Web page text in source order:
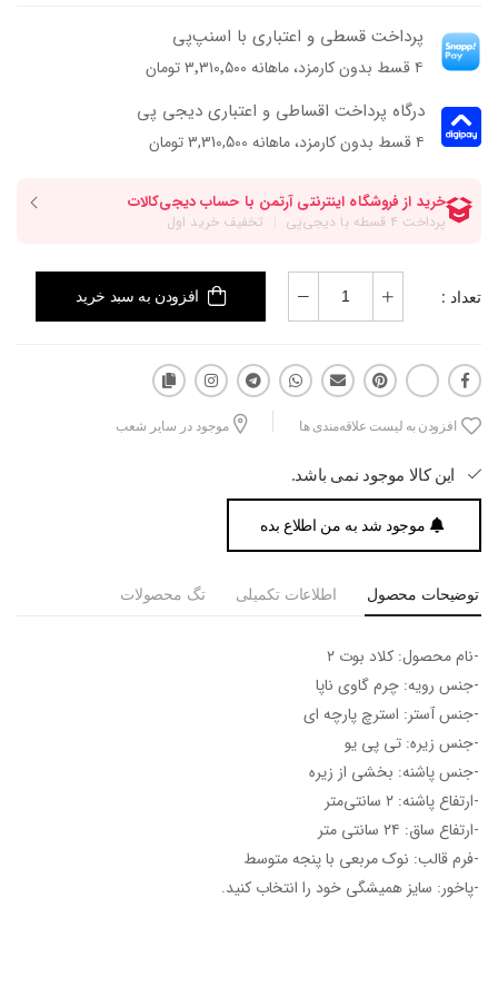
پرداخت قسطی و اعتباری با اسنپ‌پی
۴ قسط بدون کارمزد، ماهانه ۳٬۳۱۰٬۵۰۰ تومان
درگاه پرداخت اقساطی و اعتباری دیجی پی
۴ قسط بدون کارمزد، ماهانه 3,310,500 تومان
تعداد : افزودن به سبد خرید
افزودن به لیست علاقه‌مندی ها موجود در سایر شعب
این کالا موجود نمی باشد.
موجود شد به من اطلاع بده
توضیحات محصول اطلاعات تکمیلی تگ محصولات
-نام محصول: کلاد بوت ۲
-جنس رویه: چرم گاوی ناپا
-جنس آستر: استرچ پارچه ای
-جنس زیره: تی پی یو
-جنس پاشنه: بخشی از زیره
-ارتفاع پاشنه: ۲ سانتی‌متر
-ارتفاع ساق: ۲۴ سانتی متر
-فرم قالب: نوک مربعی با پنجه متوسط
-پاخور: سایز همیشگی خود را انتخاب کنید.